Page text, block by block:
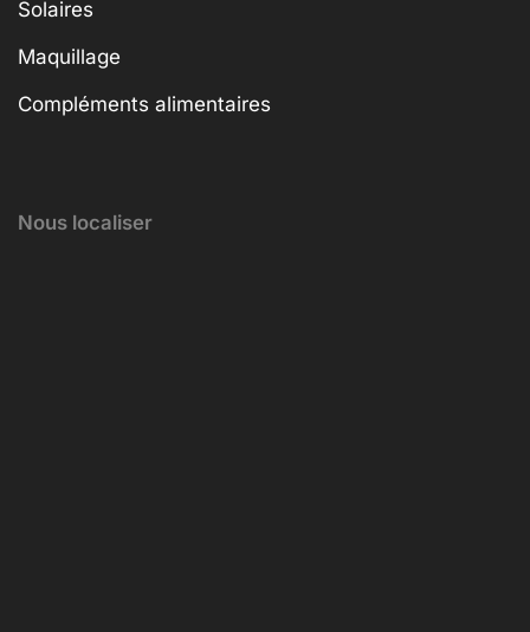
Solaires
Maquillage
Compléments alimentaires
Nous localiser